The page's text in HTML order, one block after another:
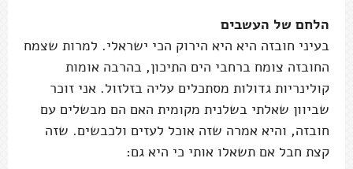
הלחם של העשבים
בעיני חובזה היא היא הירוק הכי ישראלי. למרות שצמח
החובזה צומח ברחבי הים התיכון, בהרבה אומות
קולינריות גדולות מסתכלים עליה בזלזול. אני זוכר
שביוון שאלתי בשלנית מקומית האם הם מבשלים עם
חובזה, והיא אמרה שזה אוכל לעזים ולכבשים. שזה
קצת חבל אם תשאלו אותי כי היא גם: